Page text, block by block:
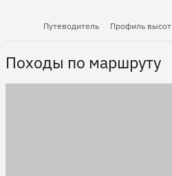
Путеводитель Профиль высот
Походы по маршруту